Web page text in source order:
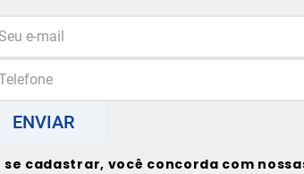
ENVIAR
se cadastrar, você concorda com